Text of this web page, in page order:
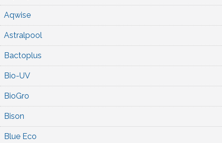
Aqwise
Astralpool
Bactoplus
Bio-UV
BioGro
Bison
Blue Eco